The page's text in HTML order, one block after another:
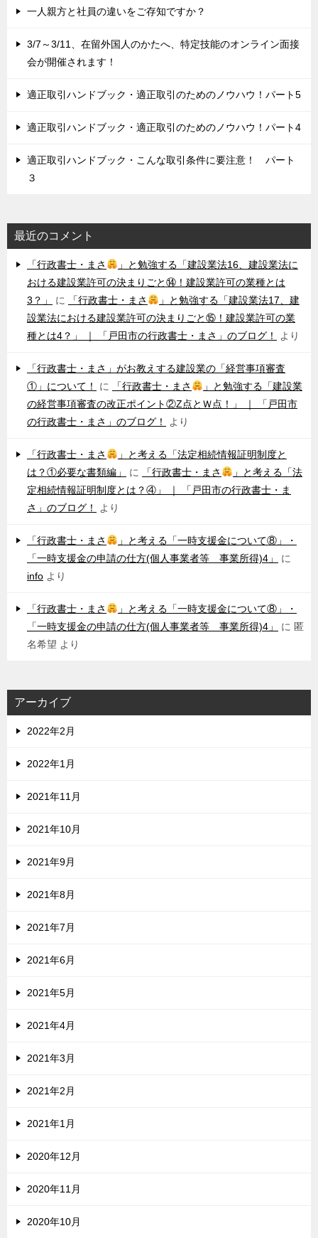
一人親方と社員の違いをご存知ですか？
3/7～3/11、在留外国人のかたへ、特定技能のオンライン面接
会が開催されます！
適正取引ハンドブック・適正取引のためのノウハウ！パート5
適正取引ハンドブック・適正取引のためのノウハウ！パート4
適正取引ハンドブック・こんな取引条件に要注意！ パート
３
最近のコメント
「行政書士・まさ
」と勉強する「建設業法16、建設業法に
おける建設業許可の決まりごと⑭！建設業許可の業種とは
3？」
に 「行政書士・まさ
」と勉強する「建設業法17、建
設業法における建設業許可の決まりごと⑮！建設業許可の業
種とは4？」 ｜ 「戸田市の行政書士・まさ」のブログ！
より
「行政書士・まさ」がお教えする建設業の「経営事項審査
①」について！
に 「行政書士・まさ
」と勉強する「建設業
の経営事項審査の改正ポイント②Z点とＷ点！」 ｜ 「戸田市
の行政書士・まさ」のブログ！
より
「行政書士・まさ
」と考える「法定相続情報証明制度と
は？①必要な書類編」
に 「行政書士・まさ
」と考える「法
定相続情報証明制度とは？④」 ｜ 「戸田市の行政書士・ま
さ」のブログ！
より
「行政書士・まさ
」と考える「一時支援金について⑧」・
「一時支援金の申請の仕方(個人事業者等 事業所得)4」
に
info より
「行政書士・まさ
」と考える「一時支援金について⑧」・
「一時支援金の申請の仕方(個人事業者等 事業所得)4」
に 匿
名希望 より
アーカイブ
2022年2月
2022年1月
2021年11月
2021年10月
2021年9月
2021年8月
2021年7月
2021年6月
2021年5月
2021年4月
2021年3月
2021年2月
2021年1月
2020年12月
2020年11月
2020年10月